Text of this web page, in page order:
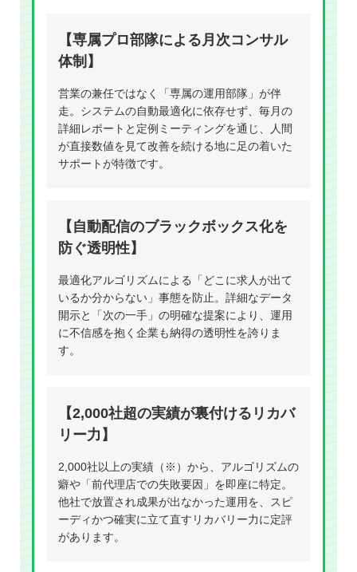
【専属プロ部隊による月次コンサル
体制】
営業の兼任ではなく「専属の運用部隊」が伴
走。システムの自動最適化に依存せず、毎月の
詳細レポートと定例ミーティングを通じ、人間
が直接数値を見て改善を続ける地に足の着いた
サポートが特徴です。
【自動配信のブラックボックス化を
防ぐ透明性】
最適化アルゴリズムによる「どこに求人が出て
いるか分からない」事態を防止。詳細なデータ
開示と「次の一手」の明確な提案により、運用
に不信感を抱く企業も納得の透明性を誇りま
す。
【2,000社超の実績が裏付けるリカバ
リー力】
2,000社以上の実績（※）から、アルゴリズムの
癖や「前代理店での失敗要因」を即座に特定。
他社で放置され成果が出なかった運用を、スピ
ーディかつ確実に立て直すリカバリー力に定評
があります。